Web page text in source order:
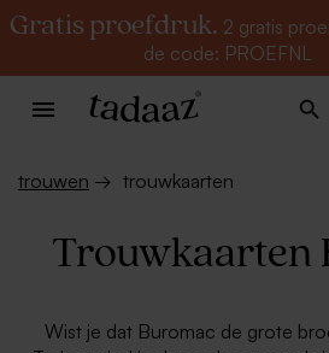
Gratis proefdruk. 2 gratis
de code: PROEFNL
trouwen → trouwkaarten
Trouwkaarten
Wist je dat Buromac de grote